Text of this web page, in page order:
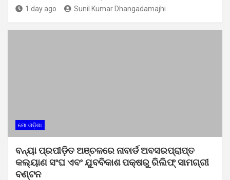
1 day ago Sunil Kumar Dhangadamajhi
ମୋ ଓଡ଼ିଶା
ବନ୍ୟା ପ୍ରପୀଡ଼ିତ ଅଞ୍ଚଳରେ ନାବାର୍ଡ ଅବସରପ୍ରାପ୍ତ
କଲ୍ୟାଣ ସଂଘ ଏବଂ ଯୁବବିକାଶ ପକ୍ଷରୁ ରିଲିଫ୍ ସାମଗ୍ରୀ
ବଣ୍ଟନ